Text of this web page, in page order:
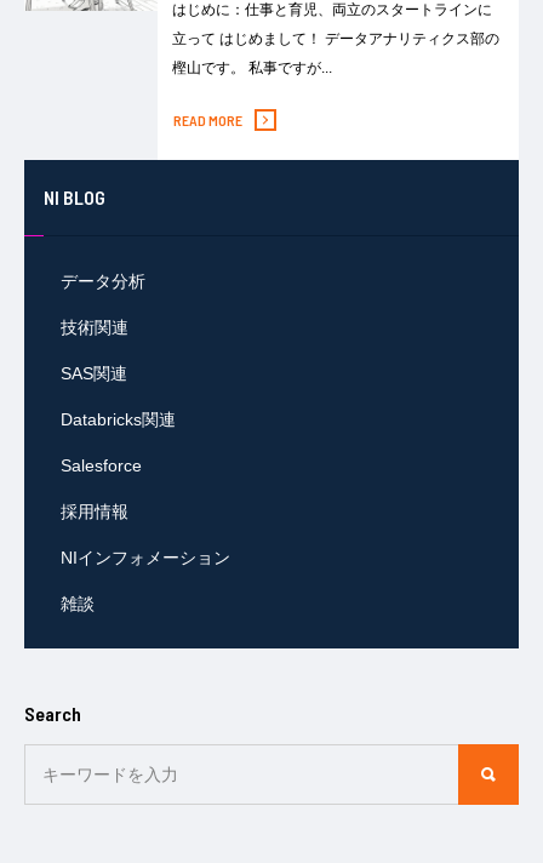
はじめに：仕事と育児、両立のスタートラインに
立って はじめまして！ データアナリティクス部の
樫山です。 私事ですが...
READ MORE
NI BLOG
データ分析
技術関連
SAS関連
Databricks関連
Salesforce
採用情報
NIインフォメーション
雑談
Search